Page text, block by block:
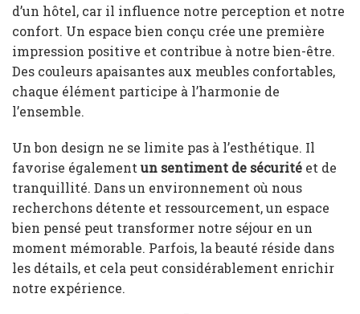
d’un hôtel, car il influence notre perception et notre
confort. Un espace bien conçu crée une première
impression positive et contribue à notre bien-être.
Des couleurs apaisantes aux meubles confortables,
chaque élément participe à l’harmonie de
l’ensemble.
Un bon design ne se limite pas à l’esthétique. Il
favorise égalementun sentiment de sécurité et de
tranquillité. Dans un environnement où nous
recherchons détente et ressourcement, un espace
bien pensé peut transformer notre séjour en un
moment mémorable. Parfois, la beauté réside dans
les détails, et cela peut considérablement enrichir
notre expérience.